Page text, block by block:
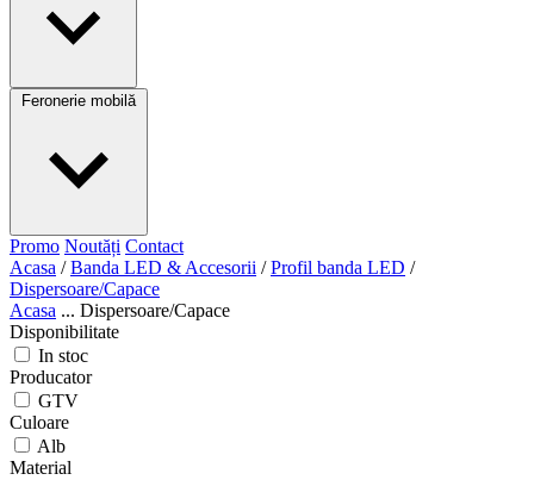
Feronerie mobilă
Promo Noutăți Contact
Acasa / Banda LED & Accesorii / Profil banda LED /
Dispersoare/Capace
Acasa ... Dispersoare/Capace
Disponibilitate
In stoc
Producator
GTV
Culoare
Alb
Material